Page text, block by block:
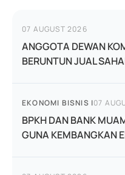
07 AUGUST 2026
ANGGOTA DEWAN
BERUNTUN JUAL
EKONOMI BISNIS |07
BPKH DAN BANK
GUNA KEMBANGKAN